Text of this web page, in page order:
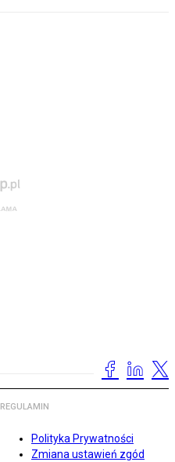
REGULAMIN
Polityka Prywatności
Zmiana ustawień zgód